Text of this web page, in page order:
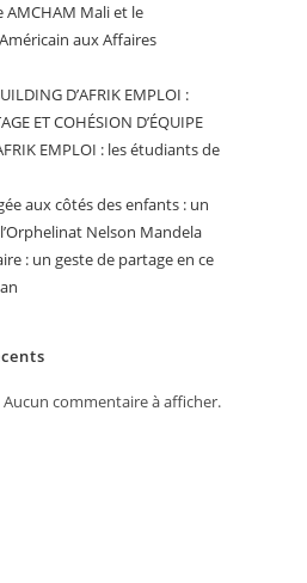
Mali et le
aux Affaires
D’AFRIK EMPLOI :
ET COHÉSION D’ÉQUIPE
EMPLOI : les étudiants de
aux côtés des enfants : un
Nelson Mandela
: un geste de partage en ce
Aucun commentaire à afficher.